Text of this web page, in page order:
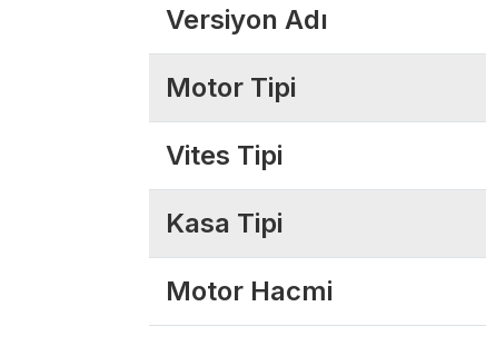
Versiyon Adı
Motor Tipi
Vites Tipi
Kasa Tipi
Motor Hacmi